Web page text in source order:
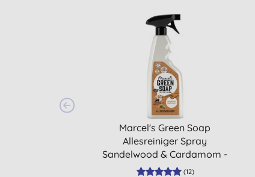
Marcel's Green Soap
Allesreiniger Spray
Sandelwood & Cardamom -
Sandelholz & Kardamom
(12)